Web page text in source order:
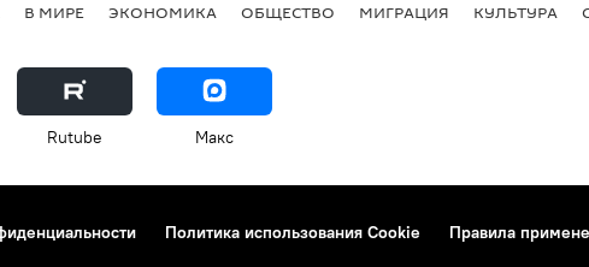
В МИРЕ ЭКОНОМИКА ОБЩЕСТВО МИГРАЦИЯ КУЛЬТУРА
Rutube Макс
Политика использования Cookie
Правила